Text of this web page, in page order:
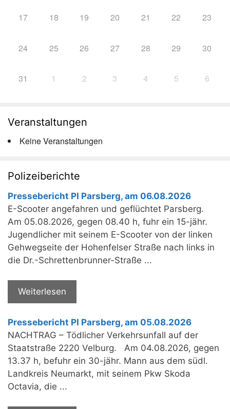
17 18 19 20 21 22 23
24 25 26 27 28 29 30
31 1 2 3 4 5 6
Veranstaltungen
Keine Veranstaltungen
Polizeiberichte
Pressebericht PI Parsberg, am 06.08.2026
E-Scooter angefahren und geflüchtet Parsberg.
Am 05.08.2026, gegen 08.40 h, fuhr ein 15-jähr.
Jugendlicher mit seinem E-Scooter von der linken
Gehwegseite der Hohenfelser Straße nach links in
die Dr.-Schrettenbrunner-Straße ...
Weiterlesen
Pressebericht PI Parsberg, am 05.08.2026
NACHTRAG – Tödlicher Verkehrsunfall auf der
Staatstraße 2220 Velburg. Am 04.08.2026, gegen
13.37 h, befuhr ein 30-jähr. Mann aus dem südl.
Landkreis Neumarkt, mit seinem Pkw Skoda
Octavia, die ...